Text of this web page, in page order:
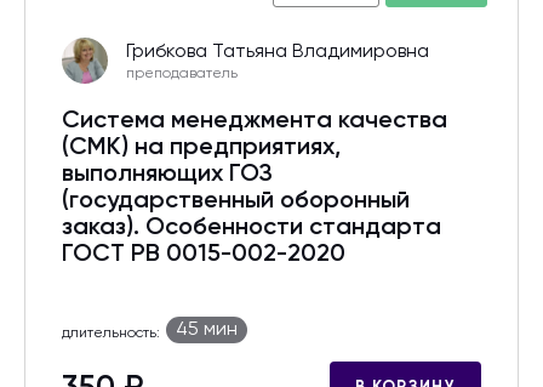
Грибкова Татьяна Владимировна
преподаватель
Система менеджмента качества
(СМК) на предприятиях,
выполняющих ГОЗ
(государственный оборонный
заказ). Особенности стандарта
ГОСТ РВ 0015-002-2020
длительность: 45 мин